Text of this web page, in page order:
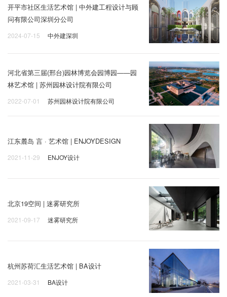
开平市社区生活艺术馆 | 中外建工程设计与顾
问有限公司深圳分公司
2024-07-15 中外建深圳
河北省第三届(邢台)园林博览会园博园——园
林艺术馆 | 苏州园林设计院有限公司
2022-07-01 苏州园林设计院有限公司
江东麓岛 言 · 艺术馆 | ENJOYDESIGN
2021-11-29 ENJOY设计
北京19空间 | 迷雾研究所
2021-09-17 迷雾研究所
杭州苏荷汇生活艺术馆 | BA设计
2021-03-31 BA设计